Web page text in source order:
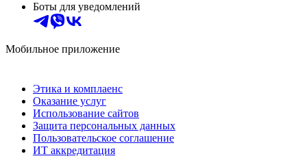
Боты для уведомлений
Мобильное приложение
Этика и комплаенс
Оказание услуг
Использование сайтов
Защита персональных данных
Пользовательское соглашение
ИТ аккредитация